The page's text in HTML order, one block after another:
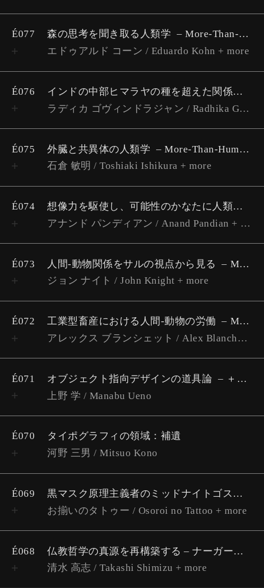
É077 森の思考を聞き取る人類学
More-Than-Human Vol.9 エドゥアルド・コーン インタビュー（聞き手：近藤宏）
エドゥアルド コーン / Eduardo Kohn + more
É076
インドの中部ヒマラヤの種を超えた関係性：ヤギの生贄からクマとの親密性まで
ラディカ ゴヴィンドラジャン / Radhika Govindrajan + more
É075 外臓と共異体の人類学
More-Than-Human Vol.7 石倉敏明 インタビュー（聞き手：唐澤太輔）
石倉 敏明 / Toshiaki Ishikura + more
É074
想像力を駆使し、可能性のかなたに人類学を連れ出そう
アナンド パンディアン / Anand Pandian + more
É073 人間-動物関係をサルの視点から見る
More-Than-Human Vol.5 ジョン・ナイト インタビュー（聞き手：合原織部）
ジョン ナイト / John Knight + more
É072 工業型畜産における人間-動物の労働
More-Than-Human Vol.4 アレックス・ブランシェット インタビュー（聞き手：吉田真理子）
アレックス ブランシェット / Alex Blanchette + more
É071 オブジェクト指向デザインの道具論
＋M解題インタビューシリーズ Vol.1
上野 学 / Manabu Ueno
É070
タイポグラフィの領域：補遺
河野 三男 / Mitsuo Kono
É069
黒マスク原理主義者のミッドナイトゴスペル🌏
お揃いのタトゥー / Osoroi no Tattoo + more
É068
仏教哲学の真源を再構築する – ナーガールジュナと道元が観たもの
清水 高志 / Takashi Shimizu + more